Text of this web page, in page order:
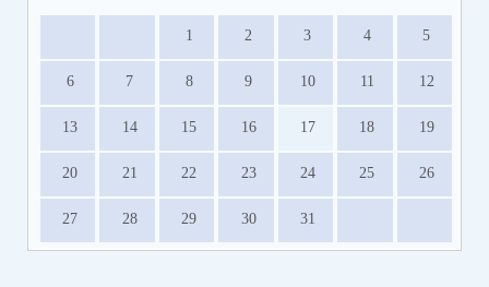
1 2 3 4 5
6 7 8 9 10 11 12
13 14 15 16 17 18 19
20 21 22 23 24 25 26
27 28 29 30 31